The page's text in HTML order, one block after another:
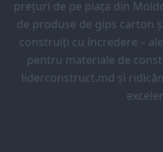
prețuri de pe piața din
de produse de gips carton
construiți cu încredere –
pentru materiale de
liderconstruct.md și